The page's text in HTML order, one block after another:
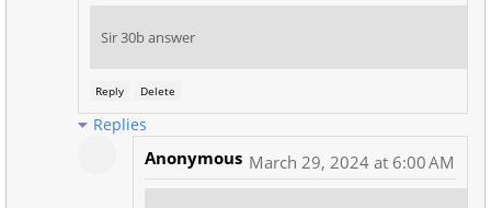
Sir 30b answer
Reply Delete
Replies
Anonymous March 29, 2024 at 6:00 AM